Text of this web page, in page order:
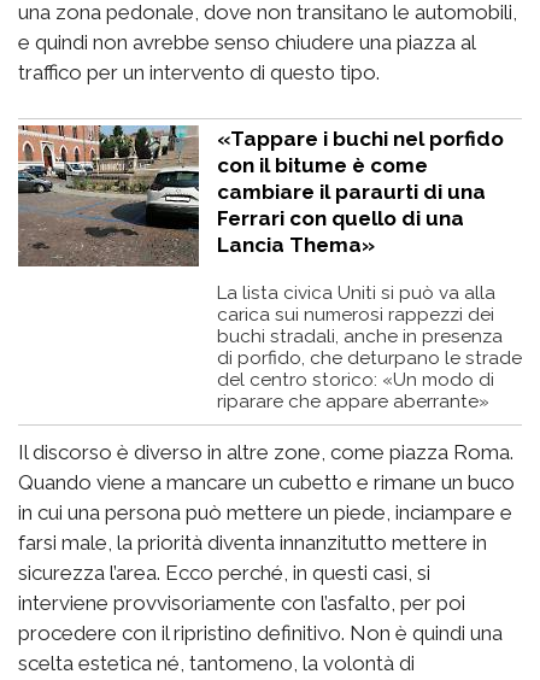
una zona pedonale, dove non transitano le automobili,
e quindi non avrebbe senso chiudere una piazza al
traffico per un intervento di questo tipo.
«Tappare i buchi nel porfido
con il bitume è come
cambiare il paraurti di una
Ferrari con quello di una
Lancia Thema»
La lista civica Uniti si può va alla
carica sui numerosi rappezzi dei
buchi stradali, anche in presenza
di porfido, che deturpano le strade
del centro storico: «Un modo di
riparare che appare aberrante»
Il discorso è diverso in altre zone, come piazza Roma.
Quando viene a mancare un cubetto e rimane un buco
in cui una persona può mettere un piede, inciampare e
farsi male, la priorità diventa innanzitutto mettere in
sicurezza l’area. Ecco perché, in questi casi, si
interviene provvisoriamente con l’asfalto, per poi
procedere con il ripristino definitivo. Non è quindi una
scelta estetica né, tantomeno, la volontà di